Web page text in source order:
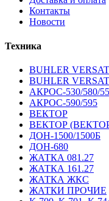
Контакты
Новости
Техника
BUHLER
BUHLER
АКРОС-530/580/
АКРОС-590/595
ВЕКТОР
ВЕКТОР
ДОН-1500/1500Б
ДОН-680
ЖАТКА 081.27
ЖАТКА 161.27
ЖАТКА ЖКС
ЖАТКИ ПРОЧИЕ